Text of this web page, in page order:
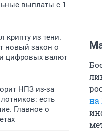
выплаты с 1
крипту из тени.
новый закон о
цифровых валют
НПЗ из-за
есть
Главное о
на